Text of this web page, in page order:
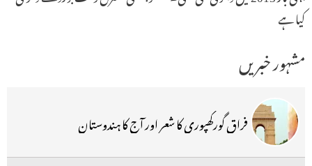
کیا ہے
مشہور خبریں
فراق گورکھپوری کا شعر اور آج کا ہندوستان